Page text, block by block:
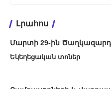
Լրահոս
Մարտի 29-ին
Եկեղեցական տոներ